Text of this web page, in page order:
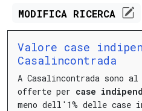
MODIFICA RICERCA
Valore case
Casalincontrada
A Casalincontrada sono al
offerte per case
meno dell'1% delle case